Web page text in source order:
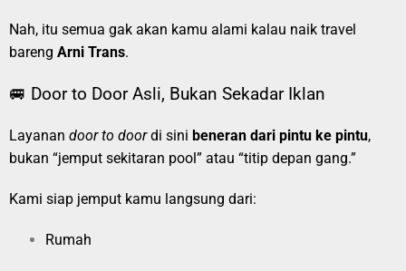
Nah, itu semua gak akan kamu alami kalau naik travel
bareng Arni Trans.
🚐 Door to Door Asli, Bukan Sekadar Iklan
Layanan door to doordi sini beneran dari pintu ke pintu,
bukan “jemput sekitaran pool” atau “titip depan gang.”
Kami siap jemput kamu langsung dari:
Rumah